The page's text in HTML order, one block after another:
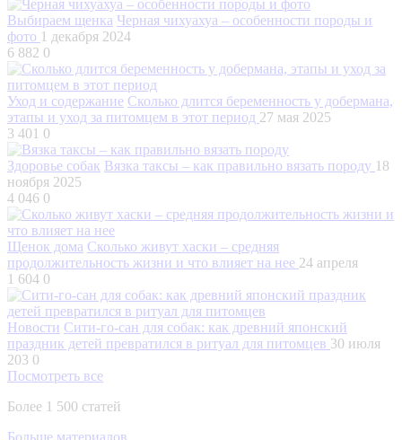
Выбираем щенка Черная чихуахуа – особенности породы и
фото 1 декабря 2024
6 882 0
Уход и содержание Сколько длится беременность у добермана,
этапы и уход за питомцем в этот период 27 мая 2025
3 401 0
Здоровье собак Вязка таксы – как правильно вязать породу 18
ноября 2025
4 046 0
Щенок дома Сколько живут хаски – средняя
продолжительность жизни и что влияет на нее 24 апреля
1 604 0
Новости Сити-го-сан для собак: как древний японский
праздник детей превратился в ритуал для питомцев 30 июля
203 0
Посмотреть все
Более 1 500 статей
Больше материалов